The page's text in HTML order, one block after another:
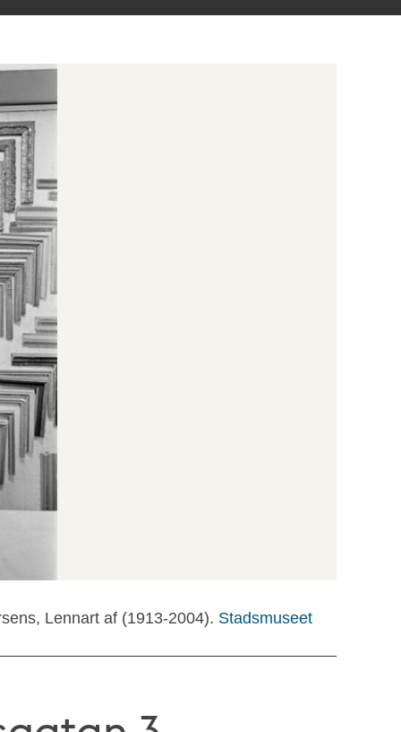
Lennart af (1913-2004). Stadsmuseet